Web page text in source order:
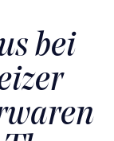
bei